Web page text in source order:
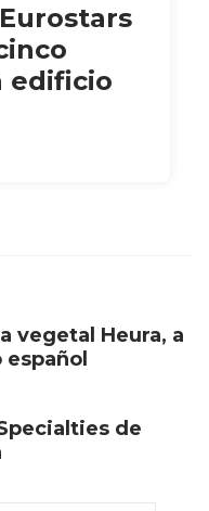
edificio
vegetal Heura, a
de